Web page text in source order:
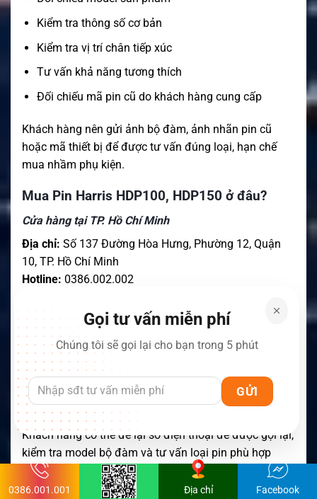
Kiểm tra thông số cơ bản
Kiểm tra vị trí chân tiếp xúc
Tư vấn khả năng tương thích
Đối chiếu mã pin cũ do khách hàng cung cấp
Khách hàng nên gửi ảnh bộ đàm, ảnh nhãn pin cũ
hoặc mã thiết bị để được tư vấn đúng loại, hạn chế
mua nhầm phụ kiện.
Mua Pin Harris HDP100, HDP150 ở đâu?
Cửa hàng tại TP. Hồ Chí Minh
Địa chỉ: Số 137 Đường Hòa Hưng, Phường 12, Quận
10, TP. Hồ Chí Minh
Hotline: 0386.002.002
Cửa hàng tại Hà Nội
Địa chỉ: 226 Đường Láng, Đống Đa, Hà Nội
Hotline:0917.834.532
Hỗ trợ giao hàng nhanh tại Hà Nội, TP. Hồ Chí Minh và
gửi hàng toàn quốc.
Khách hàng có thể để lại số điện thoại để được gọi lại,
kiểm tra model bộ đàm và tư vấn loại pin phù hợp
miễn phí.
Gọi tư vấn miễn phí
Chúng tôi sẽ gọi lại cho bạn trong 5 phút
0386.001.001 Địa chỉ Facebook